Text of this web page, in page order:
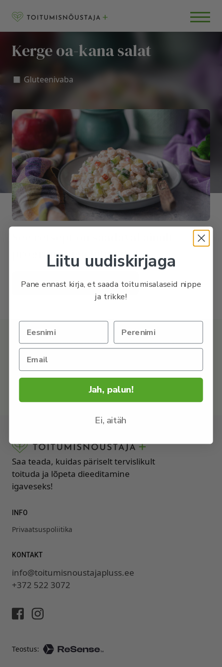
BLOGI
KKK
Kerge oa-kana salat
◻️ Gluteenivaba
programmiga liitunutele.
LIITU PROGRAMMIGA
OSTA retseptikogumik, kust leiad 50+ tervislikku ja
imemaitsvat retsepti.
UURI LÄHEMALT
Saa teada, kuidas päriselt tervislikult
toituda ja lõpeta dieeditamine
igaveseks!
INFO
Privaatsuspoliitika
KONTAKT
info@toitumisnoustajapluss.ee
+372 522 3072
Teostus:
Liitu uudiskirjaga
Pane ennast kirja, et saada toitumisalaseid nippe
ja trikke!
Jah, palun!
Ei, aitäh